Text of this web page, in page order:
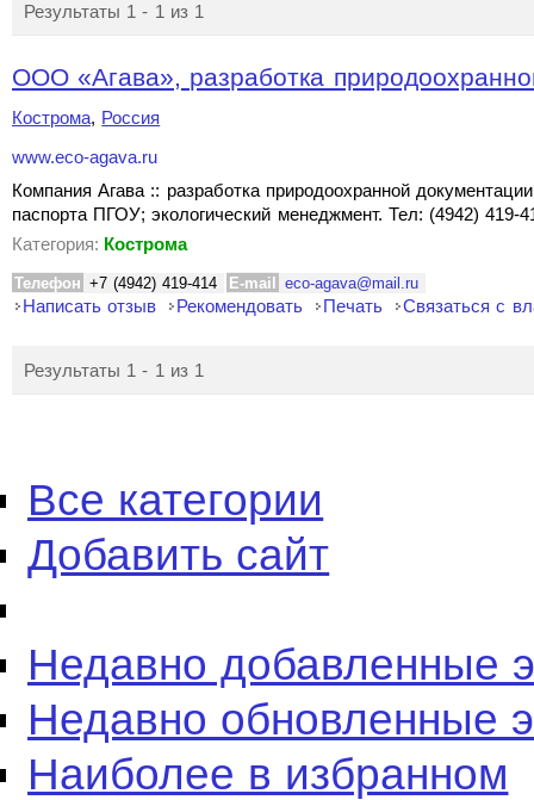
Результаты 1 - 1 из 1
ООО «Агава», разработка
Кострома, Россия
www.eco-agava.ru
Компания Агава :: разработка природоохранной
паспорта ПГОУ; экологический менеджмент. Тел: (4942) 419-
Категория: Кострома
Телефон +7 (4942) 419-414 E-mail eco-agava@mail.ru
Написать отзыв Рекомендовать Печать Связаться с
Результаты 1 - 1 из 1
Все категории
Добавить сайт
Недавно добавленные
Недавно обновленные
Наиболее в избранном